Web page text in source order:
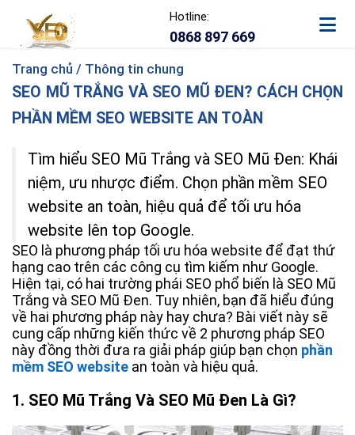
Hotline:
0868 897 669
Trang chủ / Thông tin chung
SEO MŨ TRẮNG VÀ SEO MŨ ĐEN? CÁCH CHỌN
PHẦN MỀM SEO WEBSITE AN TOÀN
Tìm hiểu SEO Mũ Trắng và SEO Mũ Đen: Khái
niệm, ưu nhược điểm. Chọn phần mềm SEO
website an toàn, hiệu quả để tối ưu hóa
website lên top Google.
SEO là phương pháp tối ưu hóa website để đạt thứ
hạng cao trên các công cụ tìm kiếm như Google.
Hiện tại, có hai trường phái SEO phổ biến là SEO Mũ
Trắng và SEO Mũ Đen. Tuy nhiên, bạn đã hiểu đúng
về hai phương pháp này hay chưa? Bài viết này sẽ
cung cấp những kiến thức về 2 phương pháp SEO
này đồng thời đưa ra giải pháp giúp bạn chọn phần
mềm SEO website an toàn và hiệu quả.
1. SEO Mũ Trắng Và SEO Mũ Đen Là Gì?